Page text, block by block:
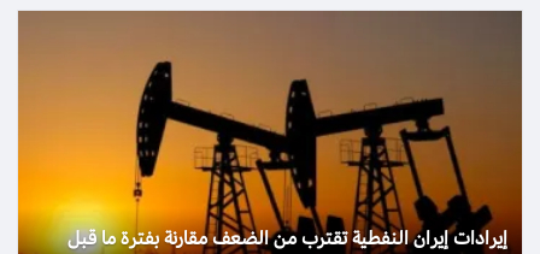
إيرادات إيران النفطية تقترب من الضعف مقارنة بفترة ما قبل